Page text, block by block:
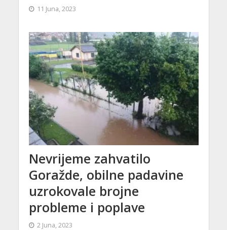
11 Juna, 2023
Nevrijeme zahvatilo
Goražde, obilne padavine
uzrokovale brojne
probleme i poplave
2 Juna, 2023